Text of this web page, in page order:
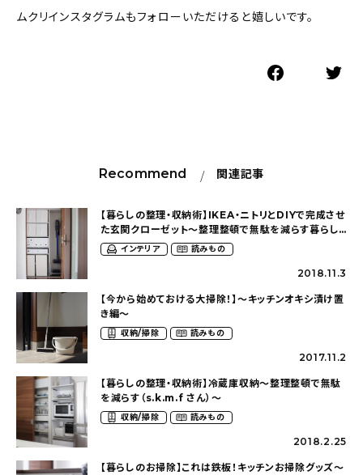
ムクリインスタグラムもフォローいただけると嬉しいです。
Recommend 関連記事
【暮らしの整理・収納術】IKEA・ニトリとDIYで完成させ
た玄関クローゼット〜整理整頓で無駄を減らす暮らし
（s.k.m.f さん）〜
インテリア 読みもの
2018.11.3
【今から始めておける大掃除！】〜キッチンオキシ漬け置
き編〜
収納/掃除 読みもの
2017.11.2
【暮らしの整理・収納術】冷蔵庫収納〜整理整頓で無駄
を減らす（s.k.m.f さん）〜
収納/掃除 読みもの
2018.2.25
【暮らしのお掃除】これは鉄板！キッチンお掃除グッズ〜